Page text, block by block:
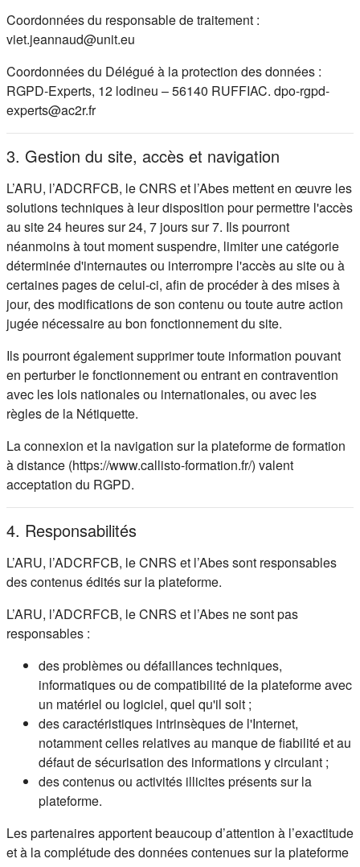
Coordonnées du responsable de traitement :
viet.jeannaud@unit.eu
Coordonnées du Délégué à la protection des données :
RGPD-Experts, 12 lodineu – 56140 RUFFIAC. dpo-rgpd-
experts@ac2r.fr
3. Gestion du site, accès et navigation
L’ARU, l’ADCRFCB, le CNRS et l’Abes mettent en œuvre les
solutions techniques à leur disposition pour permettre l'accès
au site 24 heures sur 24, 7 jours sur 7. Ils pourront
néanmoins à tout moment suspendre, limiter une catégorie
déterminée d'internautes ou interrompre l'accès au site ou à
certaines pages de celui-ci, afin de procéder à des mises à
jour, des modifications de son contenu ou toute autre action
jugée nécessaire au bon fonctionnement du site.
Ils pourront également supprimer toute information pouvant
en perturber le fonctionnement ou entrant en contravention
avec les lois nationales ou internationales, ou avec les
règles de la Nétiquette.
La connexion et la navigation sur la plateforme de formation
à distance (https://www.callisto-formation.fr/) valent
acceptation du RGPD.
4. Responsabilités
L’ARU, l’ADCRFCB, le CNRS et l’Abes sont responsables
des contenus édités sur la plateforme.
L’ARU, l’ADCRFCB, le CNRS et l’Abes ne sont pas
responsables :
des problèmes ou défaillances techniques,
informatiques ou de compatibilité de la plateforme avec
un matériel ou logiciel, quel qu'il soit ;
des caractéristiques intrinsèques de l'Internet,
notamment celles relatives au manque de fiabilité et au
défaut de sécurisation des informations y circulant ;
des contenus ou activités illicites présents sur la
plateforme.
Les partenaires apportent beaucoup d’attention à l’exactitude
et à la complétude des données contenues sur la plateforme